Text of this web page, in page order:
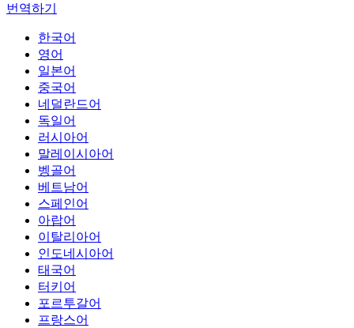
번역하기
한국어
영어
일본어
중국어
네덜란드어
독일어
러시아어
말레이시아어
벵골어
베트남어
스페인어
아랍어
이탈리아어
인도네시아어
태국어
터키어
포르투갈어
프랑스어